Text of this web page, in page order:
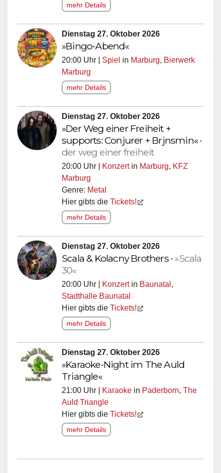
mehr Details
Dienstag 27. Oktober 2026
»Bingo-Abend«
20:00 Uhr | Spiel in Marburg, Bierwerk
Marburg
mehr Details
Dienstag 27. Oktober 2026
»Der Weg einer Freiheit +
supports: Conjurer + Brjnsmin«•
der weg einer freiheit
20:00 Uhr | Konzertin Marburg, KFZ
Marburg
Genre: Metal
Hier gibts die Tickets!
mehr Details
Dienstag 27. Oktober 2026
Scala & Kolacny Brothers • »Scala
30«
20:00 Uhr | Konzertin Baunatal ,
Stadthalle Baunatal
Hier gibts die Tickets!
mehr Details
Dienstag 27. Oktober 2026
»Karaoke-Night im The Auld
Triangle«
21:00 Uhr | Karaoke in Paderborn, The
Auld Triangle
Hier gibts die Tickets!
mehr Details